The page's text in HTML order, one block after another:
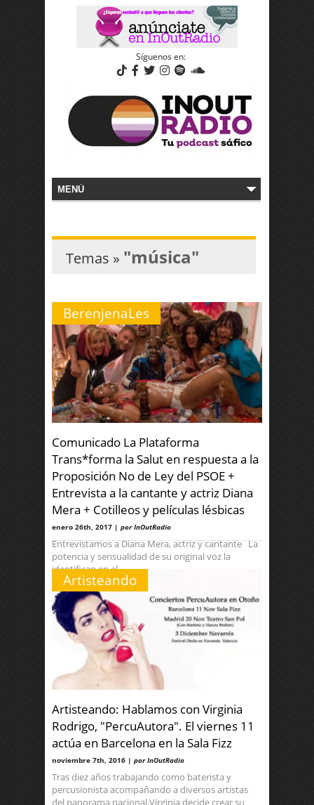
Síguenos en:
Temas » "música"
BerenjenaLes
Comunicado La Plataforma
Trans*forma la Salut en respuesta a la
Proposición No de Ley del PSOE +
Entrevista a la cantante y actriz Diana
Mera + Cotilleos y películas lésbicas
enero 26th, 2017 | por InOutRadio
Entrevistamos a Diana Mera, actriz y cantante La
potencia y sensualidad de su original voz la
identifican en el
Artisteando
Artisteando: Hablamos con Virginia
Rodrigo, "PercuAutora". El viernes 11
actúa en Barcelona en la Sala Fizz
noviembre 7th, 2016 | por InOutRadio
Tras diez años trabajando como baterista y
percusionista acompañando a diversos artistas
del panorama nacional,Virginia decide crear su